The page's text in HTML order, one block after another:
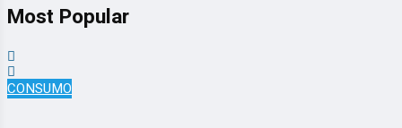
Most Popular
CONSUMO